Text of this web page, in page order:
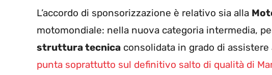
L’accordo di sponsorizzazione è relativo sia alla
motomondiale: nella nuova categoria intermedia,
struttura tecnica consolidata in grado di
punta soprattutto sul definitivo salto di qualità di